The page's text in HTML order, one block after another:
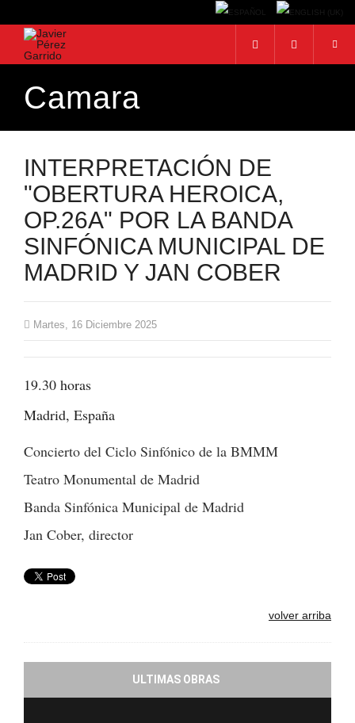
BUSCAR
Camara
INTERPRETACIÓN DE
"OBERTURA HEROICA,
OP.26A" POR LA BANDA
SINFÓNICA MUNICIPAL DE
MADRID Y JAN COBER
Martes, 16 Diciembre 2025
19.30 horas
Madrid, España
Concierto del Ciclo Sinfónico de la BMMM
Teatro Monumental de Madrid
Banda Sinfónica Municipal de Madrid
Jan Cober, director
volver arriba
ULTIMAS OBRAS